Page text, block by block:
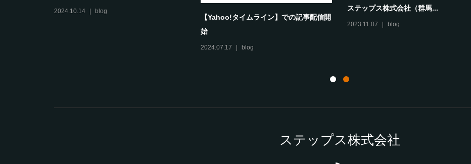
2024.10.14 blog
【Yahoo!タイムライン】での記事配信開
始
2024.07.17 blog
ステップス株式会社（群馬...
2023.11.07 blog
ステップス株式会社